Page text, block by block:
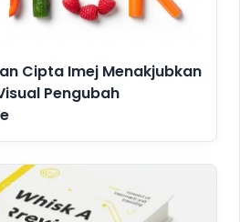
Cipta Imej Menakjubkan
Pengubah